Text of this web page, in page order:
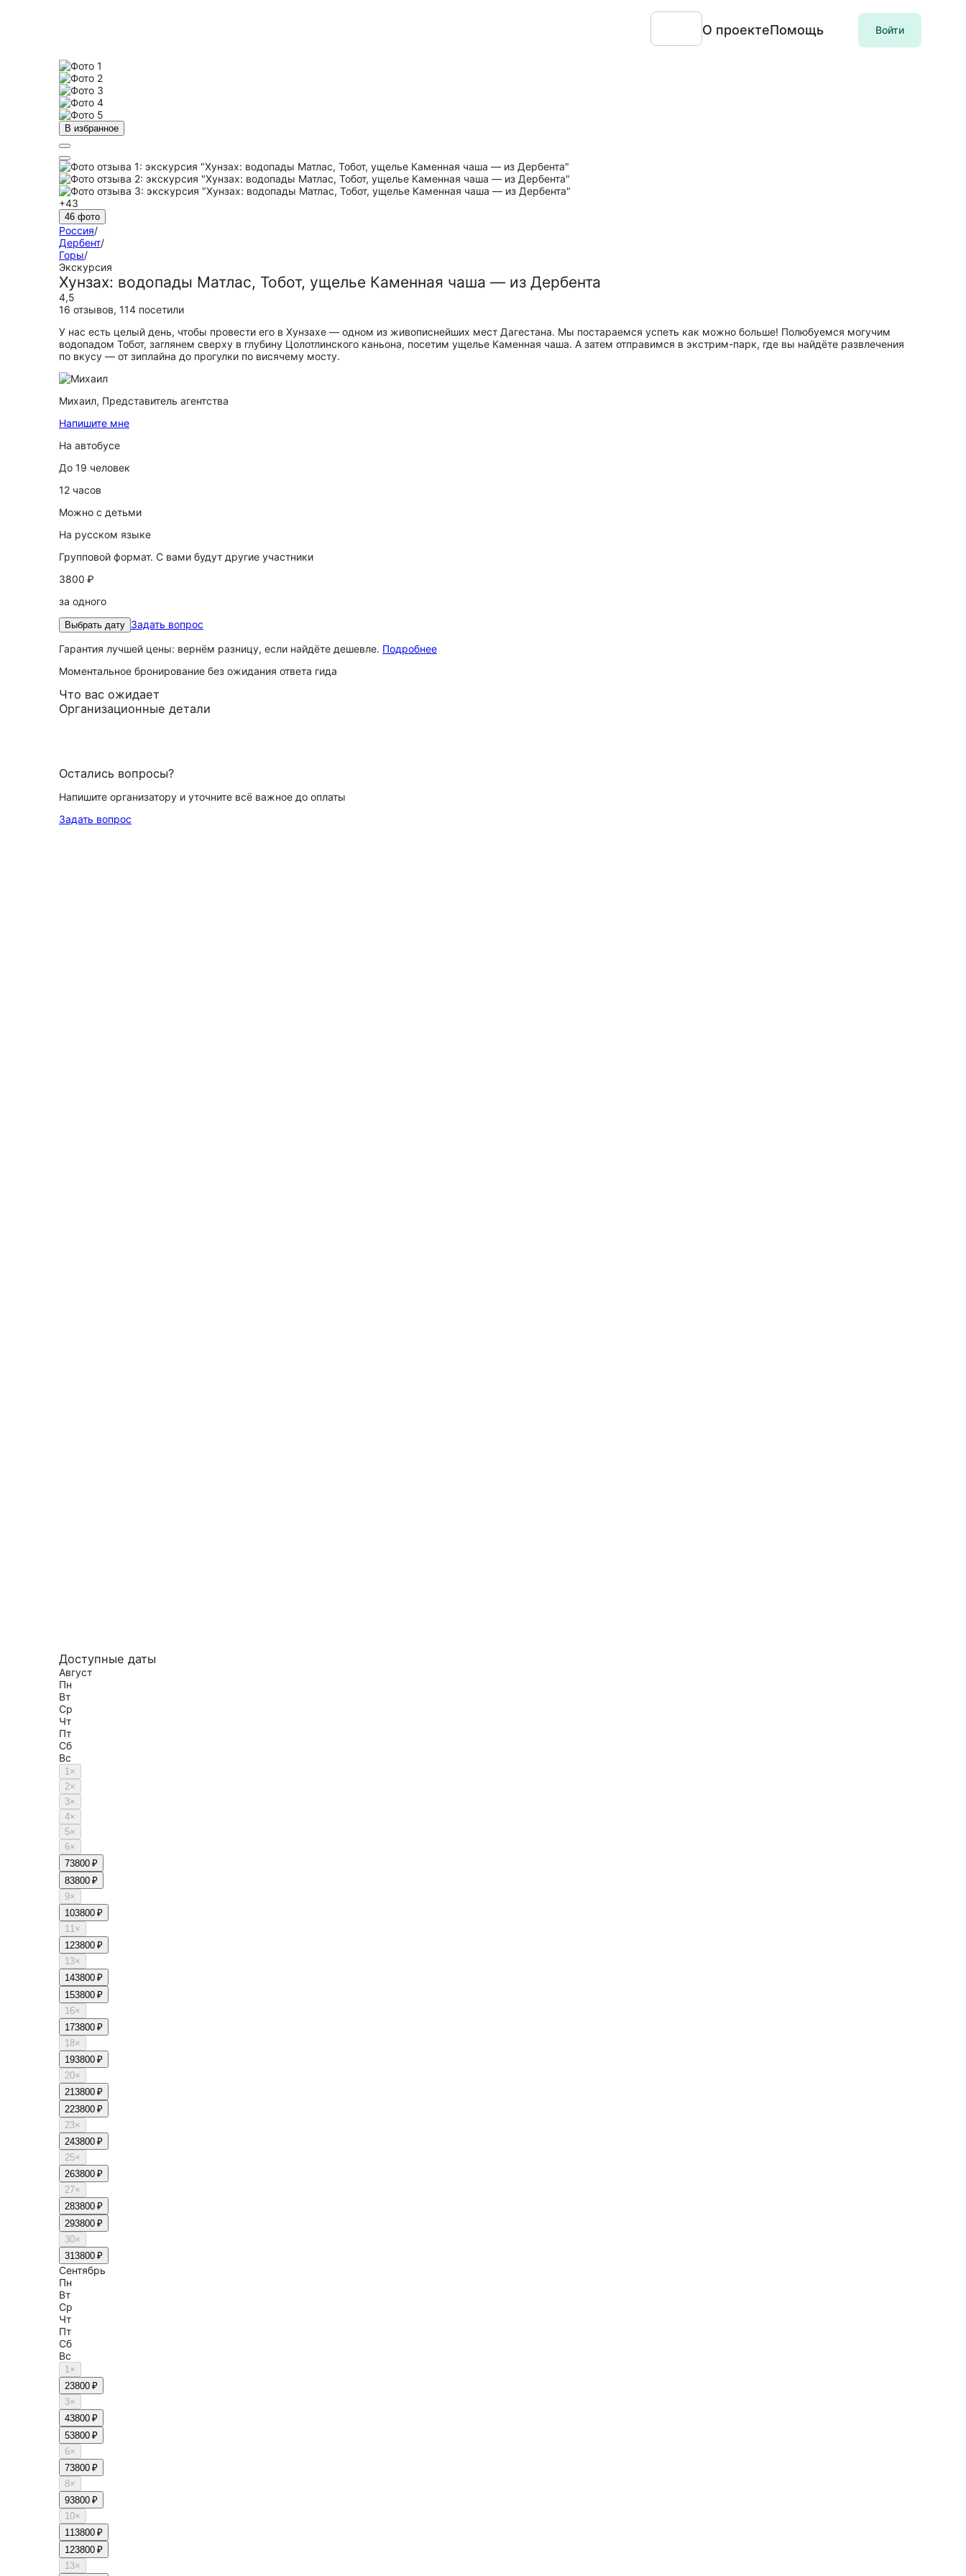
О проектеПомощь Войти
В избранное
+43
46 фото
Россия/
Дербент/
Горы/
Экскурсия
Хунзах: водопады Матлас, Тобот, ущелье Каменная чаша — из Дербента
4,5
16 отзывов, 114 посетили
У нас есть целый день, чтобы провести его в Хунзахе — одном из живописнейших мест Дагестана. Мы постараемся успеть как можно больше! Полюбуемся могучим
водопадом Тобот, заглянем сверху в глубину Цолотлинского каньона, посетим ущелье Каменная чаша. А затем отправимся в экстрим-парк, где вы найдёте развлечения
по вкусу — от зиплайна до прогулки по висячему мосту.
Михаил, Представитель агентства
Напишите мне
На автобусе
До 19 человек
12 часов
Можно с детьми
На русском языке
Групповой формат. С вами будут другие участники
3800 ₽
за одного
Выбрать дату Задать вопрос
Гарантия лучшей цены: вернём разницу, если найдёте дешевле. Подробнее
Моментальное бронирование без ожидания ответа гида
Что вас ожидает
Организационные детали
Остались вопросы?
Напишите организатору и уточните всё важное до оплаты
Задать вопрос
Доступные даты
Август
Пн
Вт
Ср
Чт
Пт
Сб
Вс
1×
2×
3×
4×
5×
6×
73800 ₽
83800 ₽
9×
103800 ₽
11×
123800 ₽
13×
143800 ₽
153800 ₽
16×
173800 ₽
18×
193800 ₽
20×
213800 ₽
223800 ₽
23×
243800 ₽
25×
263800 ₽
27×
283800 ₽
293800 ₽
30×
313800 ₽
Сентябрь
Пн
Вт
Ср
Чт
Пт
Сб
Вс
1×
23800 ₽
3×
43800 ₽
53800 ₽
6×
73800 ₽
8×
93800 ₽
10×
113800 ₽
123800 ₽
13×